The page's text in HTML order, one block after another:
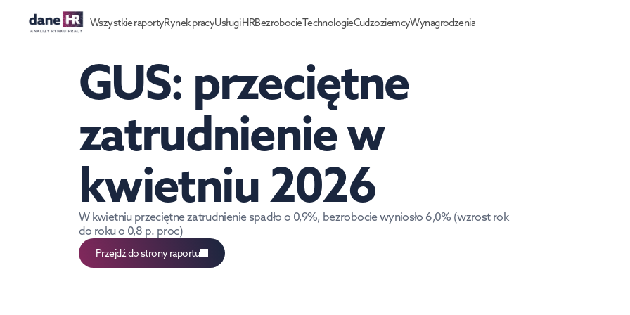
Wszystkie raportyRynek pracyUsługi HRBezrobocieTechnologieCudzoziemcyWynagrodzenia
GUS: przeciętne
zatrudnienie w
kwietniu 2026
W kwietniu przeciętne zatrudnienie spadło o 0,9%, bezrobocie wyniosło 6,0% (wzrost rok
do roku o 0,8 p. proc)
Przejdź do strony raportu